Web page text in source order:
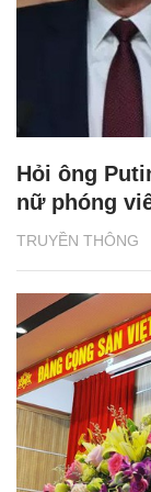
TRUYỀN THÔNG
Hỏi ông
nữ phóng